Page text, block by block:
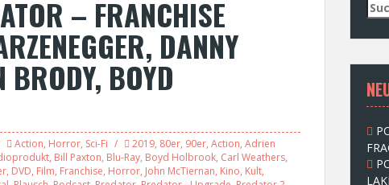
– FRANCHISE
DANNY
BRODY, BOYD
Action, Horror, Sci-Fi 2019, 80er, 90er, Action, Adrien
, Bill Paxton, Blu-Ray, Boyd Holbrook, Carl Weathers,
, DVD, Film, Franchise, Horror, John McTiernan, Kino, Kult,
S
u
c
e
n
n
c
h
: